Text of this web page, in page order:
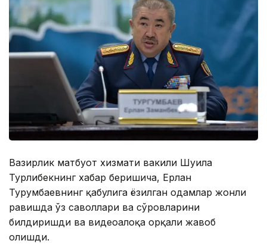
Вазирлик матбуот хизмати вакили Шуғила
Турлибекнинг хабар беришича, Ерлан
Турғумбаевнинг қабулига ёзилган одамлар жонли
равишда ўз саволлари ва сўровларини
билдиришди ва видеоалоқа орқали жавоб
олишди.